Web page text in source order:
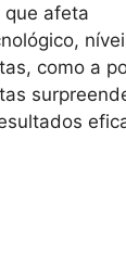
que afeta
como a